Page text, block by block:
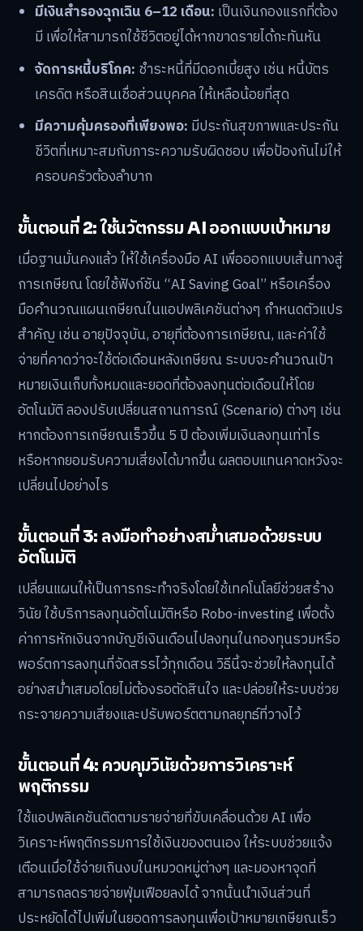
มีเงินสำรองฉุกเฉิน 6–12 เดือน: เป็นเงินกองแรกที่ต้อง
มี เพื่อให้สามารถใช้ชีวิตอยู่ได้หากขาดรายได้กะทันหัน
จัดการหนี้บริโภค: ชำระหนี้ที่มีดอกเบี้ยสูง เช่น หนี้บัตร
เครดิต หรือสินเชื่อส่วนบุคคล ให้เหลือน้อยที่สุด
มีความคุ้มครองที่เพียงพอ: มีประกันสุขภาพและประกัน
ชีวิตที่เหมาะสมกับภาระความรับผิดชอบ เพื่อป้องกันไม่ให้
ครอบครัวต้องลำบาก
ขั้นตอนที่ 2: ใช้นวัตกรรม AI ออกแบบเป้าหมาย
เมื่อฐานมั่นคงแล้ว ให้ใช้เครื่องมือ AI เพื่อออกแบบเส้นทางสู่
การเกษียณ โดยใช้ฟังก์ชัน “AI Saving Goal” หรือเครื่อง
มือคำนวณแผนเกษียณในแอปพลิเคชันต่างๆ กำหนดตัวแปร
สำคัญ เช่น อายุปัจจุบัน, อายุที่ต้องการเกษียณ, และค่าใช้
จ่ายที่คาดว่าจะใช้ต่อเดือนหลังเกษียณ ระบบจะคำนวณเป้า
หมายเงินเก็บทั้งหมดและยอดที่ต้องลงทุนต่อเดือนให้โดย
อัตโนมัติ ลองปรับเปลี่ยนสถานการณ์ (Scenario) ต่างๆ เช่น
หากต้องการเกษียณเร็วขึ้น 5 ปี ต้องเพิ่มเงินลงทุนเท่าไร
หรือหากยอมรับความเสี่ยงได้มากขึ้น ผลตอบแทนคาดหวังจะ
เปลี่ยนไปอย่างไร
ขั้นตอนที่ 3: ลงมือทำอย่างสม่ำเสมอด้วยระบบ
อัตโนมัติ
เปลี่ยนแผนให้เป็นการกระทำจริงโดยใช้เทคโนโลยีช่วยสร้าง
วินัย ใช้บริการลงทุนอัตโนมัติหรือ Robo-investing เพื่อตั้ง
ค่าการหักเงินจากบัญชีเงินเดือนไปลงทุนในกองทุนรวมหรือ
พอร์ตการลงทุนที่จัดสรรไว้ทุกเดือน วิธีนี้จะช่วยให้ลงทุนได้
อย่างสม่ำเสมอโดยไม่ต้องรอตัดสินใจ และปล่อยให้ระบบช่วย
กระจายความเสี่ยงและปรับพอร์ตตามกลยุทธ์ที่วางไว้
ขั้นตอนที่ 4: ควบคุมวินัยด้วยการวิเคราะห์
พฤติกรรม
ใช้แอปพลิเคชันติดตามรายจ่ายที่ขับเคลื่อนด้วย AI เพื่อ
วิเคราะห์พฤติกรรมการใช้เงินของตนเอง ให้ระบบช่วยแจ้ง
เตือนเมื่อใช้จ่ายเกินงบในหมวดหมู่ต่างๆ และมองหาจุดที่
สามารถลดรายจ่ายฟุ่มเฟือยลงได้ จากนั้นนำเงินส่วนที่
ประหยัดได้ไปเพิ่มในยอดการลงทุนเพื่อเป้าหมายเกษียณเร็ว